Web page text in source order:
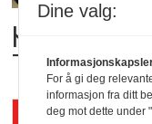
Trues av
Siste artikler -
Dine valg:
For å gi deg
informasjon fra ditt
deg mot dette under